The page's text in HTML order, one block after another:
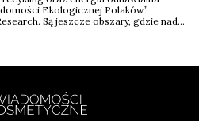
Ekologicznej Polaków”
Są jeszcze obszary, gdzie nad